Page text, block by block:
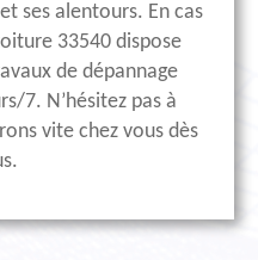
ses alentours. En cas
33540 dispose
de dépannage
7. N’hésitez pas à
vite chez vous dès